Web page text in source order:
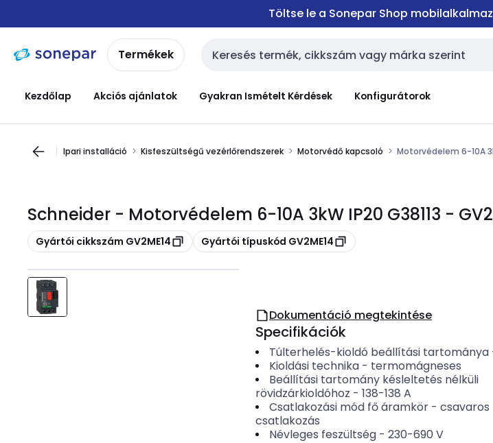
navigációhoztartalomra
Töltse le a Sonepar Shop
Termékek Keresési bemenet
Kezdőlap Akciós ajánlatok Gyakran Ismételt Kérdések Konfigurátorok
Ipari installáció Kisfeszültségű vezérlőrendszerek Motorvédő kapcsoló Motorvédelem 6-10A
Schneider - Motorvédelem 6-10A 3kW IP20 G38113 -
Másolás
Gyártói cikkszám GV2ME14 Másolás
Gyártói típuskód GV2ME14
Dokumentáció megtekintése
Specifikációk
Túlterhelés-kioldó beállítási tartománya
Kioldási technika- termomágneses
Beállítási tartomány késleltetés nélküli
rövidzárkioldóhoz - 138-138 A
Csatlakozási mód fő áramkör- csavaros
csatlakozás
Névleges feszültség- 230-690 V